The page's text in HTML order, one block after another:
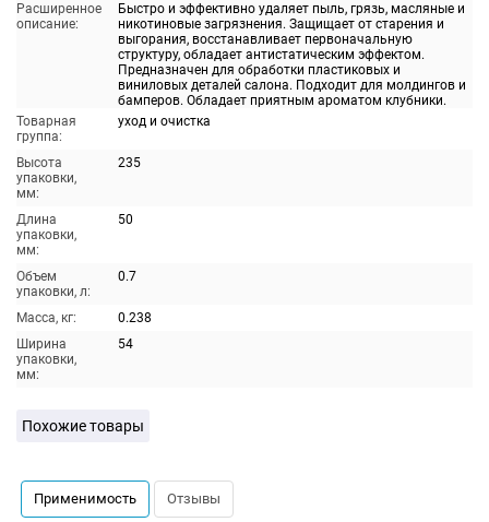
Расширенное
описание:
Быстро и эффективно удаляет пыль, грязь, масляные и
никотиновые загрязнения. Защищает от старения и
выгорания, восстанавливает первоначальную
структуру, обладает антистатическим эффектом.
Предназначен для обработки пластиковых и
виниловых деталей салона. Подходит для молдингов и
бамперов. Обладает приятным ароматом клубники.
Товарная
группа:
уход и очистка
Высота
упаковки,
мм:
235
Длина
упаковки,
мм:
50
Объем
упаковки, л:
0.7
Масса, кг:
0.238
Ширина
упаковки,
мм:
54
Похожие товары
Применимость Отзывы